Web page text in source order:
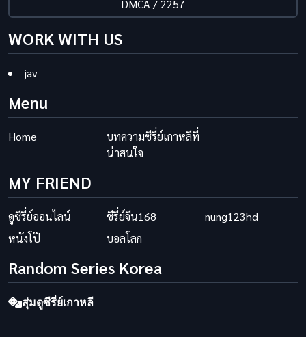
DMCA / 2257
WORK WITH US
jav
Menu
Home
บทความซีรี่ย์เกาหลีที่
น่าสนใจ
MY FRIEND
ดูซีรี่ย์ออนไลน์ ซีรี่ย์จีน168
nung123hd
หนังโป๊
บอลโลก
Random Series Korea
สุ่มดูซีรี่ย์เกาหลี